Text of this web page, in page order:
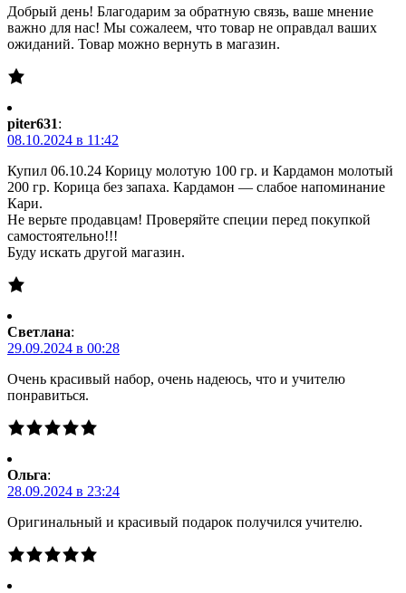
Добрый день! Благодарим за обратную связь, ваше мнение
важно для нас! Мы сожалеем, что товар не оправдал ваших
ожиданий. Товар можно вернуть в магазин.
piter631:
08.10.2024 в 11:42
Купил 06.10.24 Корицу молотую 100 гр. и Кардамон молотый
200 гр. Корица без запаха. Кардамон — слабое напоминание
Кари.
Не верьте продавцам! Проверяйте специи перед покупкой
самостоятельно!!!
Буду искать другой магазин.
Светлана:
29.09.2024 в 00:28
Очень красивый набор, очень надеюсь, что и учителю
понравиться.
Ольга:
28.09.2024 в 23:24
Оригинальный и красивый подарок получился учителю.